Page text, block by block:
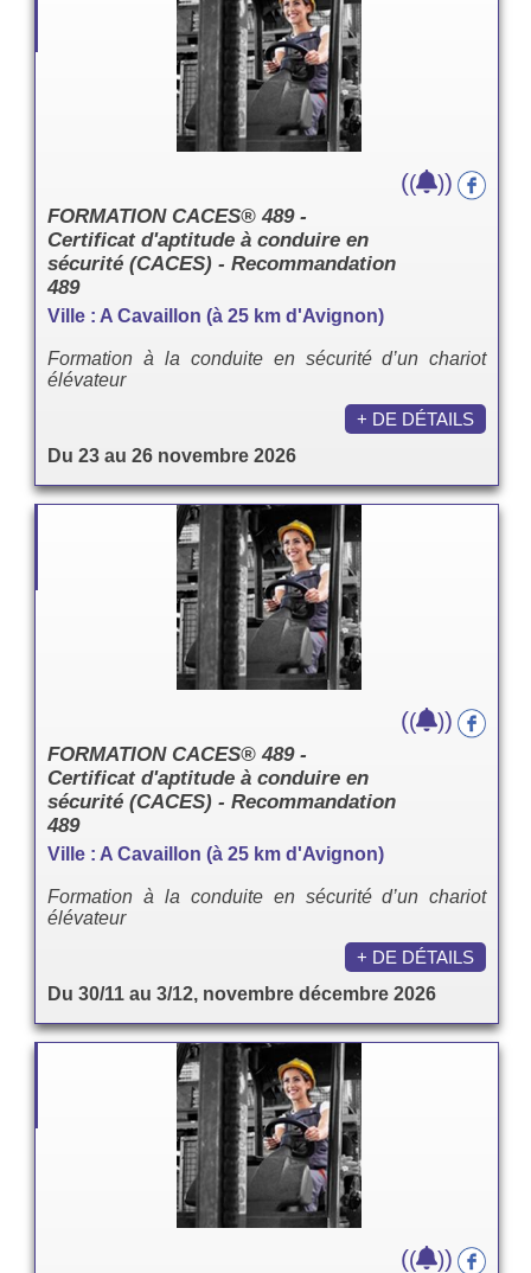
FORMATION CACES® 489 -
Certificat d'aptitude à conduire en
sécurité (CACES) - Recommandation
489
Ville : A Cavaillon (à 25 km d'Avignon)
Formation à la conduite en sécurité d’un chariot
élévateur
Du 23 au 26 novembre 2026
(( ))
+ DE DÉTAILS
FORMATION CACES® 489 -
Certificat d'aptitude à conduire en
sécurité (CACES) - Recommandation
489
Ville : A Cavaillon (à 25 km d'Avignon)
Formation à la conduite en sécurité d’un chariot
élévateur
Du 30/11 au 3/12, novembre décembre 2026
(( ))
+ DE DÉTAILS
(( ))